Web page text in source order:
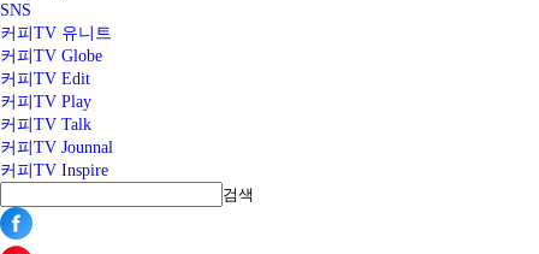
SNS
커피TV 유니트
커피TV Globe
커피TV Edit
커피TV Play
커피TV Talk
커피TV Jounnal
커피TV Inspire
검색